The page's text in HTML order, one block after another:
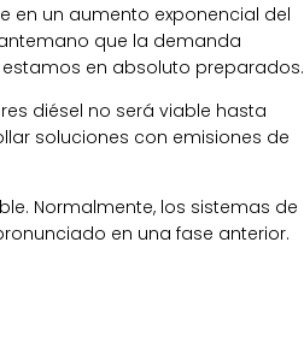
en un aumento exponencial del
que la demanda
en absoluto preparados.
diésel no será viable hasta
soluciones con emisiones de
Normalmente, los sistemas de
en una fase anterior.